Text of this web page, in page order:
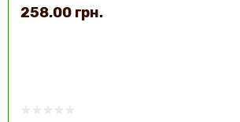
258.00 грн.